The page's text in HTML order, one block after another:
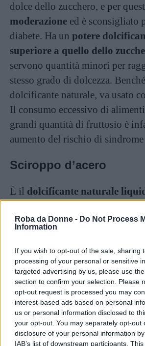
Roba da Donne - Do Not Process
Information
If you wish to opt-out of the sale, sharing
processing of your personal or sensitive
targeted advertising by us, please use
section to confirm your selection. Please
opt-out request is processed you may
interest-based ads based on personal
us or personal information disclosed to
your opt-out. You may separately opt-out
disclosure of your personal information
IAB’s list of downstream participants.
dolce dello zucchero, e per
moderazione ed è sconsigliato
diabete. Ha un potere
superiore a quello dello
servono quantità minori per
stesso grado di dolcezza.
dolcificante naturale, va usato
Il consumo eccessivo di
grandi quantità di fruttosio è
aumento del rischio di
Sciroppo d’acero
È il dolcificante naturale
canadese, è ricavato dalla linfa
naturali, è una delle poche
al miele) che contiene minerali e
come i polifenoli, e per questo
nutrizionale leggermente più
zucchero. Non ha però un
basso e quindi è comunque
deve controllare il livello di